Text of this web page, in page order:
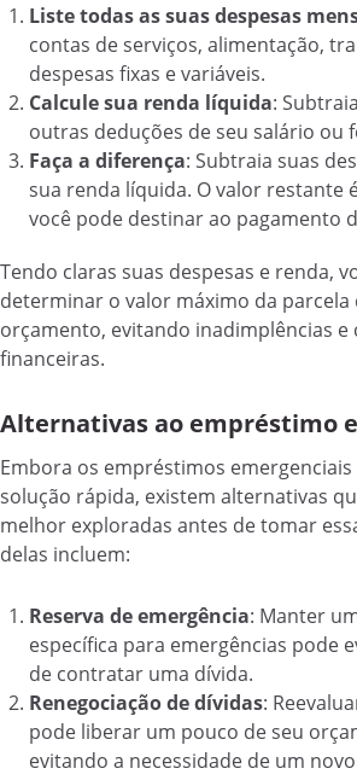
Liste todas as suas despesas
contas de serviços, alimentação,
despesas fixas e variáveis.
Calcule sua renda líquida:
outras deduções de seu salário ou
Faça a diferença: Subtraia suas
sua renda líquida. O valor restante
você pode destinar ao pagamento
Tendo claras suas despesas e renda,
determinar o valor máximo da parcela
orçamento, evitando inadimplências e
financeiras.
Alternativas ao empréstimo
Embora os empréstimos
solução rápida, existem alternativas
melhor exploradas antes de tomar
delas incluem:
Reserva de emergência: Manter
específica para emergências pode
de contratar uma dívida.
Renegociação de dívidas:
pode liberar um pouco de seu
evitando a necessidade de um